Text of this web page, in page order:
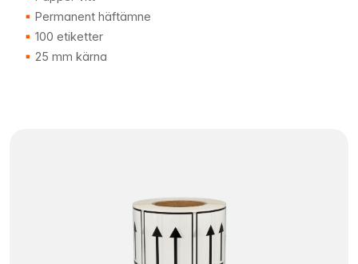
Permanent häftämne
100 etiketter
25 mm kärna